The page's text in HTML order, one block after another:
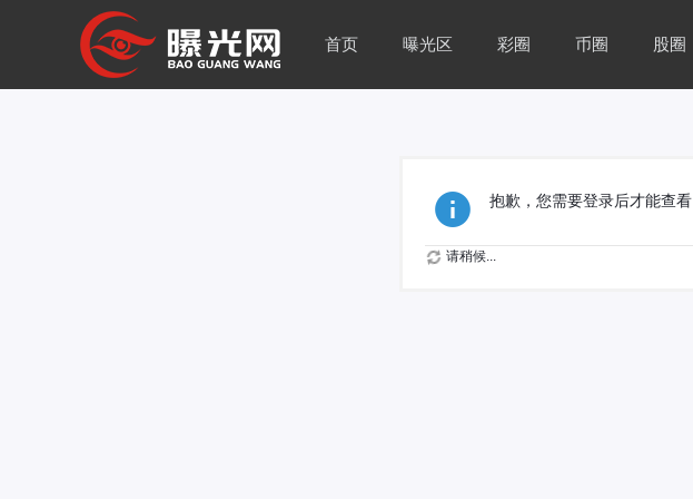
首页 曝光区 彩圈 币圈 股圈
抱歉，您需要登录后才能查看
请稍候...